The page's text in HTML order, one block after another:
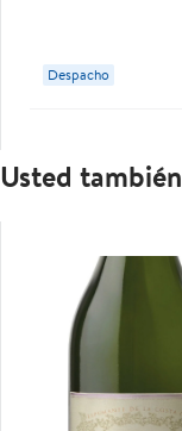
Despacho
Usted